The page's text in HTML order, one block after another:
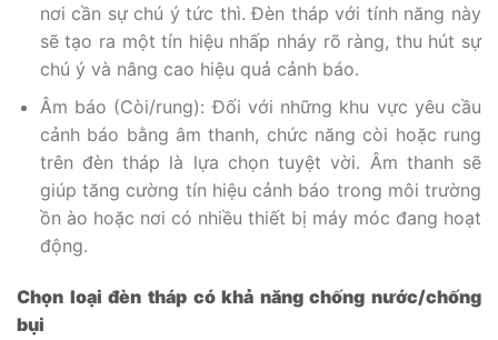
nơi cần sự chú ý tức thì. Đèn tháp với tính năng này
sẽ tạo ra một tín hiệu nhấp nháy rõ ràng, thu hút sự
chú ý và nâng cao hiệu quả cảnh báo.
Âm báo (Còi/rung): Đối với những khu vực yêu cầu
cảnh báo bằng âm thanh, chức năng còi hoặc rung
trên đèn tháp là lựa chọn tuyệt vời. Âm thanh sẽ
giúp tăng cường tín hiệu cảnh báo trong môi trường
ồn ào hoặc nơi có nhiều thiết bị máy móc đang hoạt
động.
Chọn loại đèn tháp có khả năng chống nước/chống
bụi